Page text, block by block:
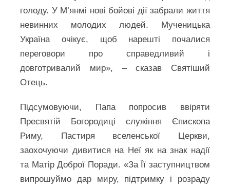
голоду. У М’янмі нові бойові дії забрали життя
невинних молодих людей. Мученицька
Україна очікує, щоб нарешті почалися
переговори про справедливий і
довготривалий мир», – сказав Святіший
Отець.
Підсумовуючи, Папа попросив ввіряти
Пресвятій Богородиці служіння Єпископа
Риму, Пастиря вселенської Церкви,
заохочуючи дивитися на Неї як на знак надії
та Матір Доброї Поради. «За Її заступництвом
випрошуймо дар миру, підтримку і розраду